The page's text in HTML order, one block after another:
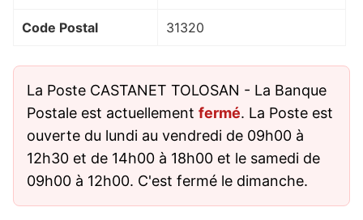
Code Postal 31320
La Poste CASTANET TOLOSAN - La Banque
Postale est actuellement fermé. La Poste est
ouverte du lundi au vendredi de 09h00 à
12h30 et de 14h00 à 18h00 et le samedi de
09h00 à 12h00. C'est fermé le dimanche.